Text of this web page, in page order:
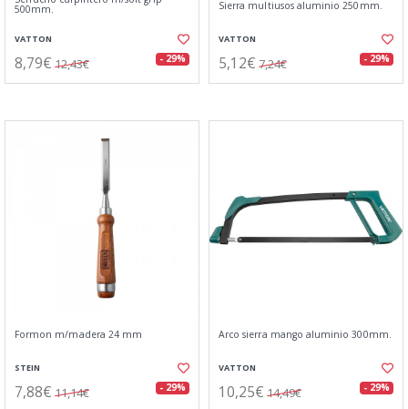
500mm.
VATTON
8,79€ 12,43€ - 29%
Sierra multiusos aluminio 250mm.
VATTON
5,12€ 7,24€ - 29%
Formon m/madera 24 mm
STEIN
7,88€ 11,14€ - 29%
Arco sierra mango aluminio 300mm.
VATTON
10,25€ 14,49€ - 29%